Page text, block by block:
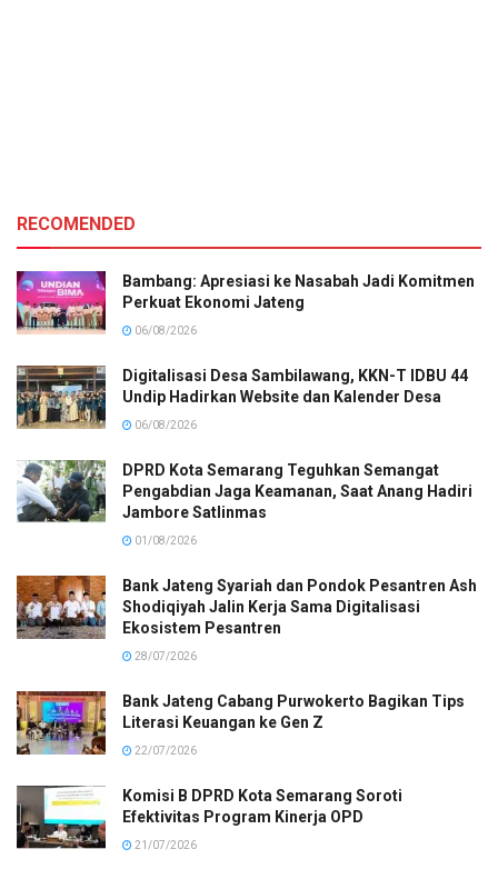
RECOMENDED
Bambang: Apresiasi ke Nasabah Jadi Komitmen
Perkuat Ekonomi Jateng
06/08/2026
Digitalisasi Desa Sambilawang, KKN-T IDBU 44
Undip Hadirkan Website dan Kalender Desa
06/08/2026
DPRD Kota Semarang Teguhkan Semangat
Pengabdian Jaga Keamanan, Saat Anang Hadiri
Jambore Satlinmas
01/08/2026
Bank Jateng Syariah dan Pondok Pesantren Ash
Shodiqiyah Jalin Kerja Sama Digitalisasi
Ekosistem Pesantren
28/07/2026
Bank Jateng Cabang Purwokerto Bagikan Tips
Literasi Keuangan ke Gen Z
22/07/2026
Komisi B DPRD Kota Semarang Soroti
Efektivitas Program Kinerja OPD
21/07/2026